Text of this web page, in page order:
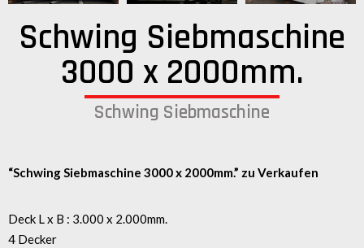
Schwing Siebmaschine
3000 x 2000mm.
Schwing Siebmaschine
“Schwing Siebmaschine 3000 x 2000mm.” zu Verkaufen
Deck L x B : 3.000 x 2.000mm.
4 Decker